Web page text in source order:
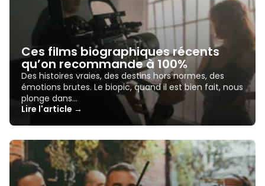
Ces films biographiques récents
qu’on recommande à 100%
Des histoires vraies, des destins hors normes, des
émotions brutes. Le biopic, quand il est bien fait, nous
plonge dans…
Lire l'article →